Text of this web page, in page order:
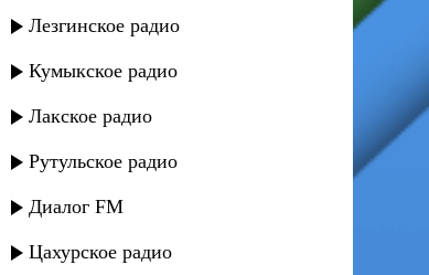
Лезгинское радио
Кумыкское радио
Лакское радио
Рутульское радио
Диалог FM
Цахурское радио